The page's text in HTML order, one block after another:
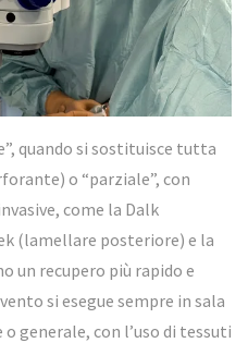
quando si sostituisce tutta
o “parziale”, con
come la Dalk
(lamellare posteriore) e la
un recupero più rapido e
si esegue sempre in sala
generale, con l’uso di tessuti